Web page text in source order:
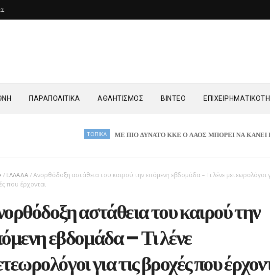
ΠΑΡΑΠΟΛΙΤΙΚΑ ΑΘΛΗΤΙΣΜΟΣ ΒΙΝΤΕΟ
ΜΕ ΠΙΟ ΔΥΝΑΤΟ ΚΚΕ Ο ΛΑΟΣ ΜΠΟΡΕΙ ΝΑ ΚΑΝΕΙ ΕΝΑ
/ ΕΛΛΑΔΑ/Ανορθόδοξη αστάθεια του καιρού την επόμενη εβδομάδα – Τι λένε μετεωρολόγοι
που έρχονται
αστάθεια του καιρού την
εβδομάδα – Τι λένε
για τις βροχές που